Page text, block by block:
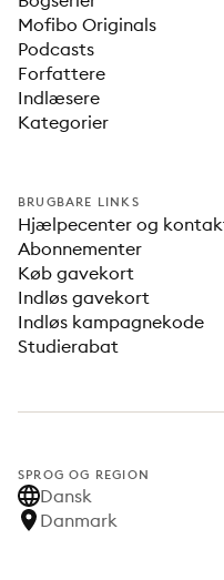
Mofibo Originals
Podcasts
Forfattere
Indlæsere
Kategorier
BRUGBARE LINKS
Hjælpecenter og
Abonnementer
Køb gavekort
Indløs gavekort
Indløs kampagnekode
Studierabat
SPROG OG REGION
Dansk
Danmark